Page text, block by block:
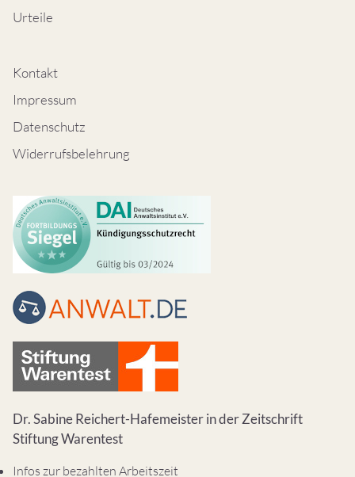
Urteile
Kontakt
Impressum
Datenschutz
Widerrufsbelehrung
Dr. Sabine Reichert-Hafemeister in der Zeitschrift
Stiftung Warentest
Infos zur bezahlten Arbeitszeit